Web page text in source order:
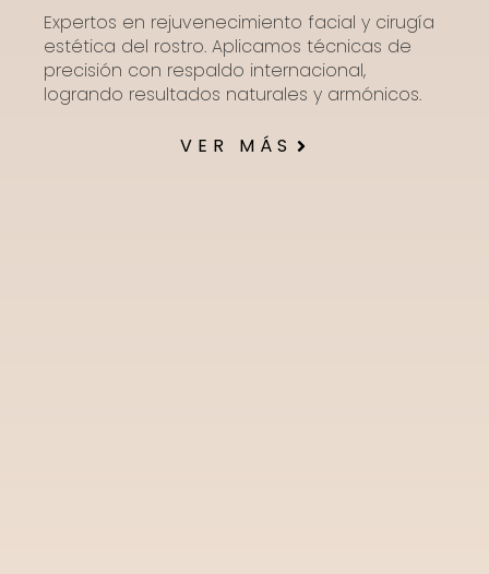
Expertos en rejuvenecimiento facial y cirugía
estética del rostro. Aplicamos técnicas de
precisión con respaldo internacional,
logrando resultados naturales y armónicos.
VER MÁS